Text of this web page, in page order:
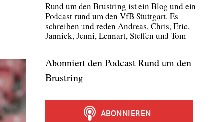
Rund um den Brust­ring ist ein Blog und ein
Pod­cast rund um den VfB Stutt­gart. Es
schrei­ben und reden Andre­as, Chris, Eric,
Jan­nick, Jen­ni, Lenn­art, Stef­fen und Tom
Abonniert den Podcast Rund um den
Brustring